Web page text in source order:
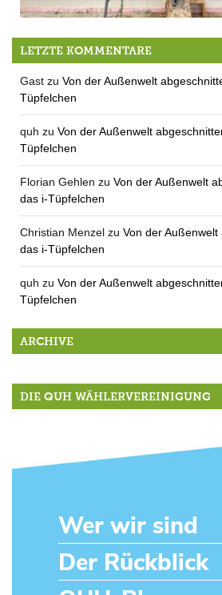
LETZTE KOMMENTARE
Gast zu Von der Außenwelt
Tüpfelchen
quh zu Von der Außenwelt
Tüpfelchen
Florian Gehlen zu Von der Außenwelt
das i-Tüpfelchen
Christian Menzel zu Von der
das i-Tüpfelchen
quh zu Von der Außenwelt
Tüpfelchen
ARCHIVE
DIE QUH WÄHLERVEREINIGUNG
Wer wir sind
Der Rückblick